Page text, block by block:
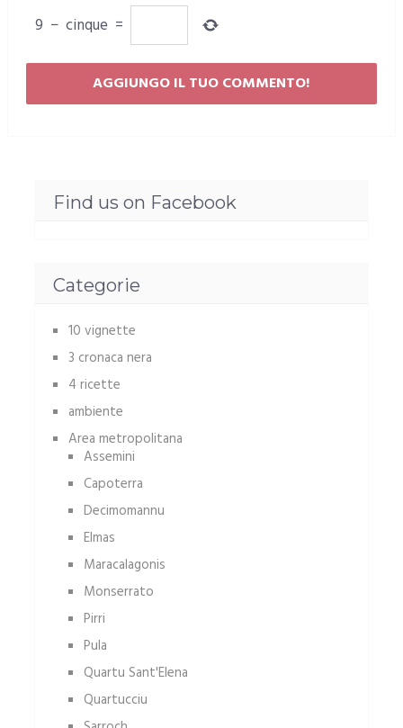
9 − cinque =
Find us on Facebook
Categorie
10 vignette
3 cronaca nera
4 ricette
ambiente
Area metropolitana
Assemini
Capoterra
Decimomannu
Elmas
Maracalagonis
Monserrato
Pirri
Pula
Quartu Sant'Elena
Quartucciu